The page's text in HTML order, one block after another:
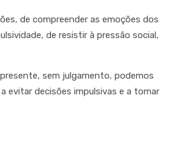
de compreender as emoções dos
de resistir à pressão social,
sem julgamento, podemos
evitar decisões impulsivas e a tomar